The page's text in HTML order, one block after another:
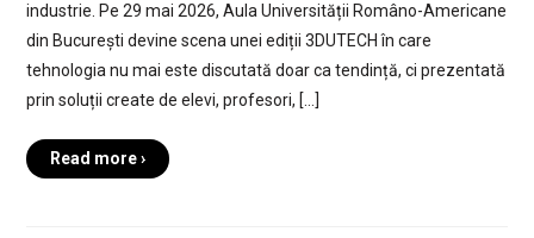
industrie. Pe 29 mai 2026, Aula Universității Româno-Americane
din București devine scena unei ediții 3DUTECH în care
tehnologia nu mai este discutată doar ca tendință, ci prezentată
prin soluții create de elevi, profesori, […]
Read more ›